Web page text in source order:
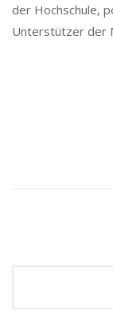
der Hochschule,
Unterstützer der